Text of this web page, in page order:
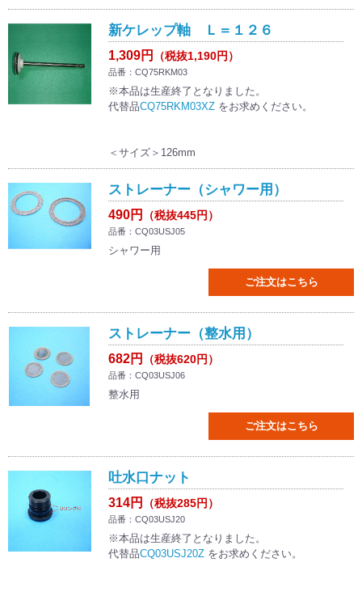
新ケレップ軸 Ｌ＝１２６
1,309円 （税抜1,190円）
品番：CQ75RKM03
※本品は生産終了となりました。
代替品CQ75RKM03XZをお求めください。
＜サイズ＞126mm
ストレーナー（シャワー用）
490円 （税抜445円）
品番：CQ03USJ05
シャワー用
ご注文はこちら
ストレーナー（整水用）
682円 （税抜620円）
品番：CQ03USJ06
整水用
ご注文はこちら
吐水口ナット
314円 （税抜285円）
品番：CQ03USJ20
※本品は生産終了となりました。
代替品CQ03USJ20Zをお求めください。